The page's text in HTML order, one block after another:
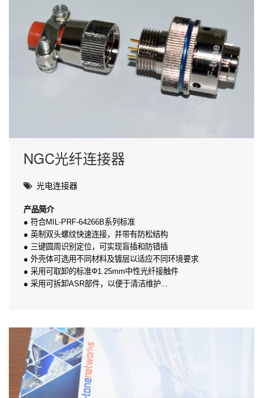
NGC光纤连接器
光电连接器
产品简介
● 符合MIL-PRF-64266B系列标准
● 英制双头螺纹快速连接，并带有防松结构
● 三键圆周识别定位，可实现盲插和防错插
● 外壳体可选用不同材料及镀层以适应不同环境要求
● 采用可取卸的标准Φ1.25mm中性光纤接触件
● 采用可拆卸ASR部件，以便于清洁维护...